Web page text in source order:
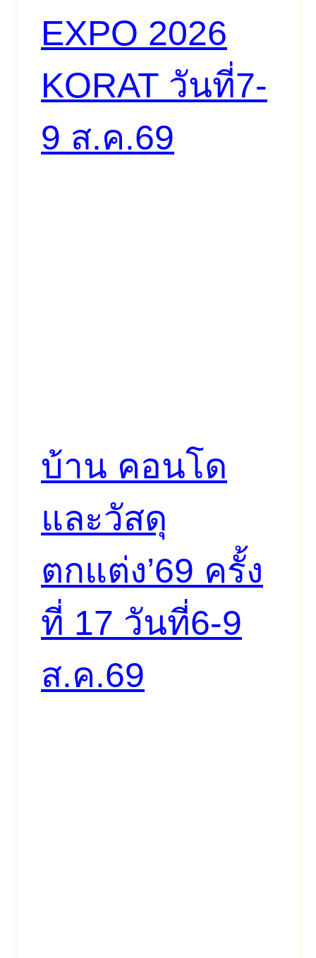
EXPO 2026
KORAT วันที่7-
9 ส.ค.69
บ้าน คอนโด
และวัสดุ
ตกแต่ง’69 ครั้ง
ที่ 17 วันที่6-9
ส.ค.69